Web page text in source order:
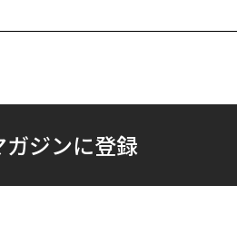
ジンに登録